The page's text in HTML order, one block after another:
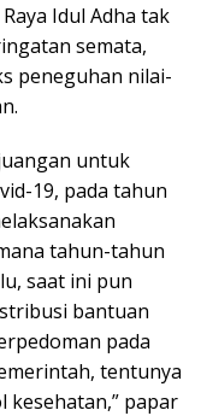
Idul Adha tak
semata,
peneguhan nilai-
untuk
19, pada tahun
tahun-tahun
saat ini pun
bantuan
pada
tentunya
papar